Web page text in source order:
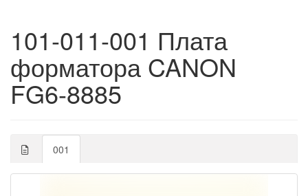
101-011-001 Плата
форматора CANON
FG6-8885
001